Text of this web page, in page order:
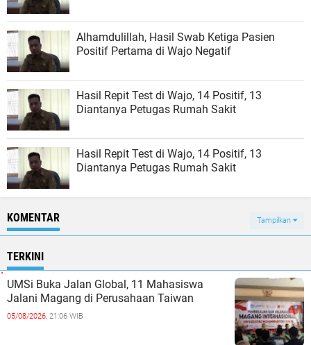
Alhamdulillah, Hasil Swab Ketiga Pasien
Positif Pertama di Wajo Negatif
Hasil Repit Test di Wajo, 14 Positif, 13
Diantanya Petugas Rumah Sakit
Hasil Repit Test di Wajo, 14 Positif, 13
Diantanya Petugas Rumah Sakit
KOMENTAR Tampilkan
TERKINI
UMSi Buka Jalan Global, 11 Mahasiswa
Jalani Magang di Perusahaan Taiwan
05/08/2026, 21:06 WIB